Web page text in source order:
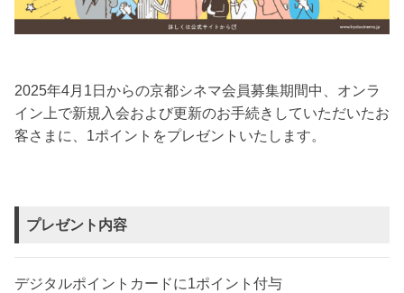
2025年4月1日からの京都シネマ会員募集期間中、オンラ
イン上で新規入会および更新のお手続きしていただいたお
客さまに、1ポイントをプレゼントいたします。​
プレゼント内容
デジタルポイントカードに1ポイント付与